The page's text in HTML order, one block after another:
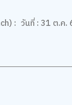
: วันที่ : 31 ต.ค.